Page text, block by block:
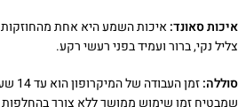
איכות סאונד: איכות השמע היא אחת
צליל נקי, ברור ועמיד בפני רעשי רקע.
סוללה:
שמבטיח זמן שימוש ממושך ללא צורך